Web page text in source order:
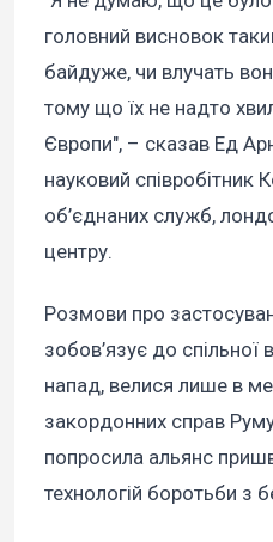
головний висновок
байдуже, чи влучать
тому що їх не надто
Європи", – сказав Ед
науковий співробітник
об’єднаних служб,
центру.
Розмови про
зобов’язує до спільної
напад, велися лише в
закордонних справ
попросила альянс
технологій боротьби з